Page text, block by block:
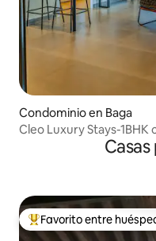
Condominio en Baga
Cleo Luxury Stays-1BHK
De los mejores en
Favorito entre